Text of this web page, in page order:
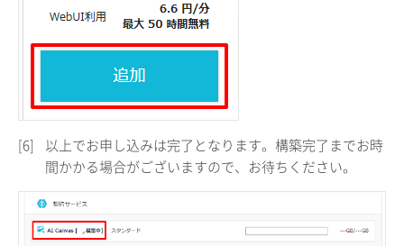
[6]
以上でお申し込みは完了となります。構築完了までお時
間かかる場合がございますので、お待ちください。